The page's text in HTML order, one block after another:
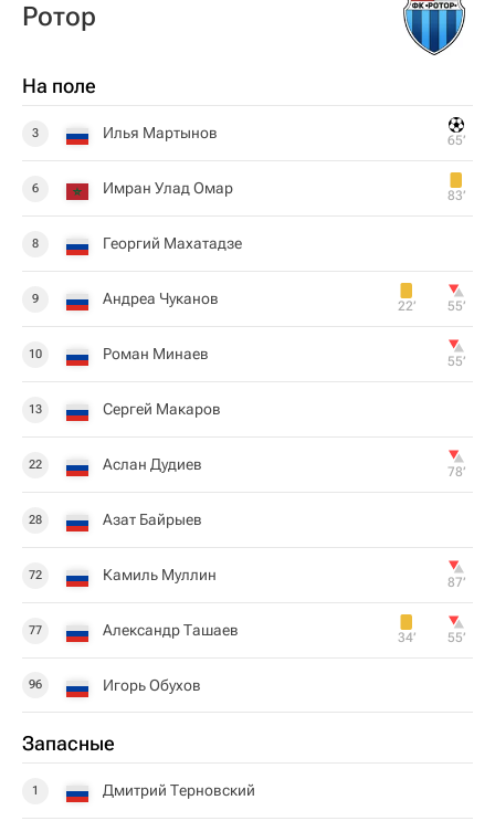
Ротор
На поле
3 Илья Мартынов 65‎’‎
6 Имран Улад Омар 83‎’‎
8 Георгий Махатадзе
9 Андреа Чуканов 22‎’‎ 55‎’‎
10 Роман Минаев 55‎’‎
13 Сергей Макаров
22 Аслан Дудиев 78‎’‎
28 Азат Байрыев
72 Камиль Муллин 87‎’‎
77 Александр Ташаев 34‎’‎ 55‎’‎
96 Игорь Обухов
Запасные
1 Дмитрий Терновский